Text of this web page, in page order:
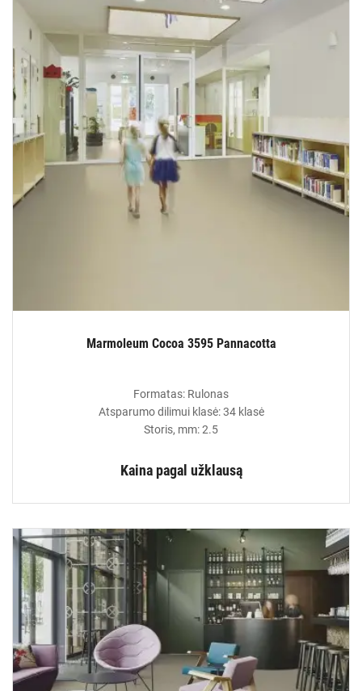
Marmoleum Cocoa 3595 Pannacotta
Formatas: Rulonas
Atsparumo dilimui klasė: 34 klasė
Storis, mm: 2.5
Kaina pagal užklausą